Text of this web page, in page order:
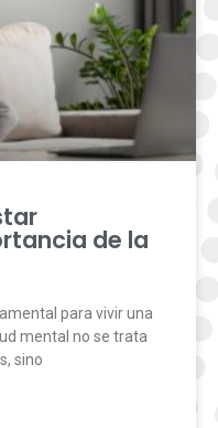
de la
para vivir una
mental no se trata
sino